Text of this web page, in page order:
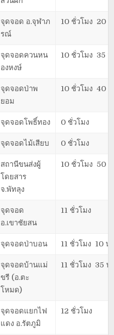
จุดจอด อ.จุฬาภ
รณ์
10 ชั่วโมง 20
จุดจอดควนหน
องหงษ์
10 ชั่วโมง 35
จุดจอดป่าพ
ยอม
10 ชั่วโมง 40
จุดจอดโพธิ์ทอง 0 ชั่วโมง
จุดจอดไม้เสียบ 0 ชั่วโมง
สถานีขนส่งผู้
โดยสาร
จ.พัทลุง
10 ชั่วโมง 50
จุดจอด
อ.เขาชัยสน
11 ชั่วโมง
จุดจอดป่าบอน 11 ชั่วโมง 10 น
จุดจอดบ้านแม่
ขรี (อ.ตะ
โหมด)
11 ชั่วโมง 35 น
จุดจอดแยกไฟ
แดง อ.รัตภูมิ
12 ชั่วโมง